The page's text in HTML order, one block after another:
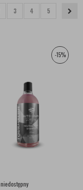
3 4 5
-15%
niedostępny